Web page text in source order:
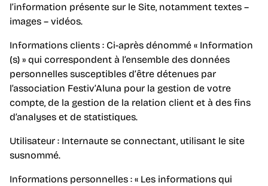
l’information présente sur le Site, notamment textes –
images – vidéos.
Informations clients : Ci-après dénommé « Information
(s) » qui correspondent à l’ensemble des données
personnelles susceptibles d’être détenues par
l’association Festiv’Aluna pour la gestion de votre
compte, de la gestion de la relation client et à des fins
d’analyses et de statistiques.
Utilisateur : Internaute se connectant, utilisant le site
susnommé.
Informations personnelles : « Les informations qui